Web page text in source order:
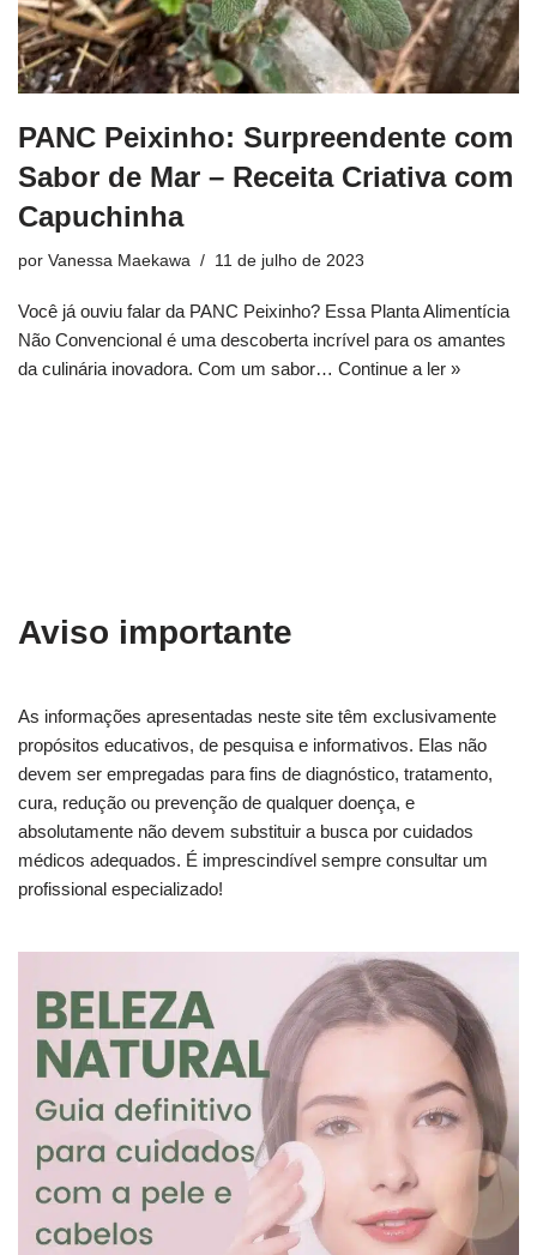
PANC Peixinho: Surpreendente com
Sabor de Mar – Receita Criativa com
Capuchinha
por Vanessa Maekawa 11 de julho de 2023
Você já ouviu falar da PANC Peixinho? Essa Planta Alimentícia
Não Convencional é uma descoberta incrível para os amantes
da culinária inovadora. Com um sabor… Continue a ler »
Aviso importante
As informações apresentadas neste site têm exclusivamente
propósitos educativos, de pesquisa e informativos. Elas não
devem ser empregadas para fins de diagnóstico, tratamento,
cura, redução ou prevenção de qualquer doença, e
absolutamente não devem substituir a busca por cuidados
médicos adequados. É imprescindível sempre consultar um
profissional especializado!